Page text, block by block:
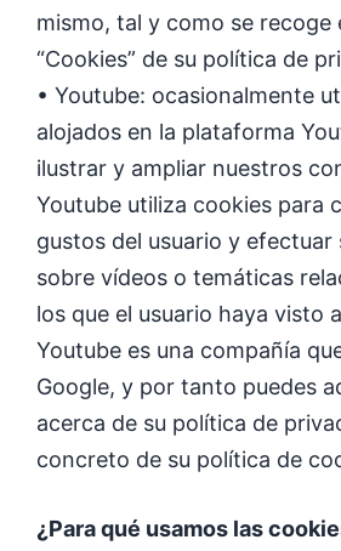
mismo, tal y como se recoge
“Cookies” de su política de
• Youtube: ocasionalmente
alojados en la plataforma
ilustrar y ampliar nuestros
Youtube utiliza cookies para
gustos del usuario y efectuar
sobre vídeos o temáticas
los que el usuario haya visto
Youtube es una compañía
Google, y por tanto puedes
acerca de su política de
concreto de su política de
¿Para qué usamos las